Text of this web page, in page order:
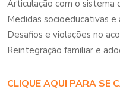
Articulação com o sistema
Medidas socioeducativas
Desafios e violações no
Reintegração familiar e
CLIQUE AQUI PARA SE